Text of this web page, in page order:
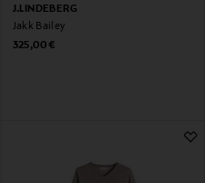
J.LINDEBERG
Jakk Bailey
Original Price
325,00 €